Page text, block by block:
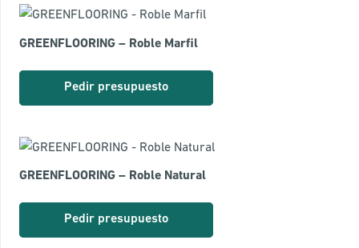
GREENFLOORING – Roble Marfil
Pedir presupuesto
GREENFLOORING – Roble Natural
Pedir presupuesto